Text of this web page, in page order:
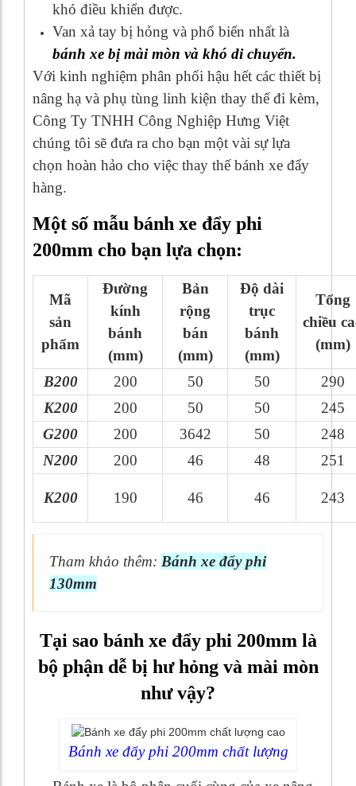
khó điều khiển được.
Van xả tay bị hỏng và phổ biến nhất là
bánh xe bị mài mòn và khó di chuyển.
Với kinh nghiệm phân phối hậu hết các thiết bị
nâng hạ và phụ tùng linh kiện thay thế đi kèm,
Công Ty TNHH Công Nghiệp Hưng Việt
chúng tôi sẽ đưa ra cho bạn một vài sự lựa
chọn hoàn hảo cho việc thay thế bánh xe đẩy
hàng.
Một số mẫu bánh xe đẩy phi
200mm cho bạn lựa chọn:
Mã
sản
phẩm
Đường
kính
bánh
(mm)
Bản
rộng
bán
(mm)
Độ dài
trục
bánh
(mm)
Tổng
chiều
(mm)
B200 200 50 50
290
K200
200 50 50
245
G200
200 3642 50
248
N200
200 46 48 251
K200 190 46 46 243
Tham khảo thêm: Bánh xe đẩy phi
130mm
Tại sao bánh xe đẩy phi 200mm là
bộ phận dễ bị hư hỏng và mài mòn
như vậy?
Bánh xe đẩy phi 200mm chất lượng